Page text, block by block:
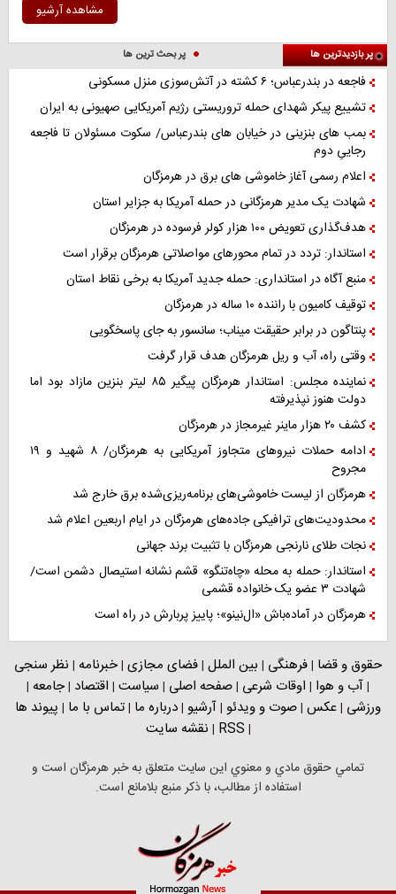
مشاهده آرشیو
پر بازدیدترین ها پر بحث ترین ها
فاجعه در بندرعباس؛ ۶ کشته در آتش‌سوزی منزل مسکونی
تشییع پیکر شهدای حمله تروریستی رژیم آمریکایی صهیونی به ایران
بمب های بنزینی در خیابان های بندرعباس/ سکوت مسئولان تا فاجعه
رجاییِ دوم
اعلام رسمی آغاز خاموشی های برق در هرمزگان
شهادت یک مدیر هرمزگانی در حمله آمریکا به جزایر استان
هدف‌گذاری تعویض ۱۰۰ هزار کولر فرسوده در هرمزگان
استاندار: تردد در تمام محورهای مواصلاتی هرمزگان برقرار است
منبع آگاه در استانداری: حمله جدید آمریکا به برخی نقاط استان
توقیف کامیون با راننده ۱۰ ساله در هرمزگان
پنتاگون در برابر حقیقت میناب؛ سانسور به جای پاسخگویی
وقتی راه، آب و ریل هرمزگان هدف قرار گرفت
نماینده مجلس: استاندار هرمزگان پیگیر ۸۵ لیتر بنزین مازاد بود اما
دولت هنوز نپذیرفته
کشف ۲۰ هزار ماینر غیرمجاز در هرمزگان
ادامه حملات نیروهای متجاوز آمریکایی به هرمزگان/ ۸ شهید و ۱۹
مجروح
هرمزگان از لیست خاموشی‌های برنامه‌ریزی‌شده برق خارج شد
محدودیت‌های ترافیکی جاده‌های هرمزگان در ایام اربعین اعلام شد
نجات طلای نارنجی هرمزگان با تثبیت برند جهانی
استاندار: حمله به محله «چاه‌تنگو» قشم نشانه استیصال دشمن است/
شهادت ۳ عضو یک خانواده قشمی
هرمزگان در آماده‌باش «ال‌نینو»؛ پاییز پربارش در راه است
حقوق و قضا |فرهنگی | بین الملل |فضای مجازی |خبرنامه | نظر سنجی
|آب و هوا | اوقات شرعی |صفحه اصلی | سیاست | اقتصاد |جامعه |
ورزشی |عکس |صوت و ویدئو |آرشیو |درباره ما |تماس با ما | پیوند ها
|
RSS
| نقشه سایت
تمامي حقوق مادي و معنوي اين سايت متعلق به خبر هرمزگان است و
استفاده از مطالب، با ذکر منبع بلامانع است.